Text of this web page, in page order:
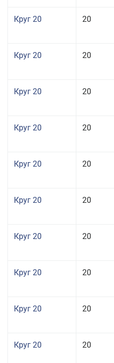
Круг 20 20
Круг 20 20
Круг 20 20
Круг 20 20
Круг 20 20
Круг 20 20
Круг 20 20
Круг 20 20
Круг 20 20
Круг 20 20